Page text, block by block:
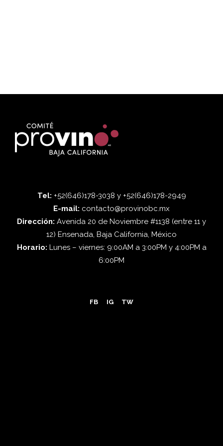
Tel: +52(646)178-3038 y +52(646)178-2949
E-mail: contacto@provinobc.mx
Dirección: Avenida 20 de Noviembre #1138 (entre 11 y
12) Ensenada, Baja California, México
Horario: Lunes – viernes: 9:00AM a 3:00PM y 4:00PM a
6:00PM
FB IG TW